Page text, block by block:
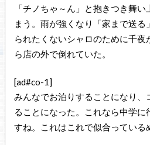
「チノちゃ～ん」と抱きつき舞
まう。雨が強くなり「家まで送
られたくないシャロのために千夜
ら店の外で倒れていた。
[ad#co-1]
みんなでお泊りすることになり、
ることになった。これなら中学
すね。これはこれで似合っている